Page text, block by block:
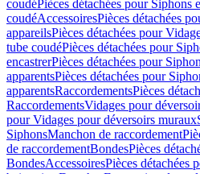
coudéPièces détachées pour Siphons
coudéAccessoiresPièces détachées
appareilsPièces détachées pour
tube coudéPièces détachées pour
encastrerPièces détachées pour
apparentsPièces détachées pour
apparentsRaccordementsPièces
RaccordementsVidages pour
pour Vidages pour déversoirs muraux
SiphonsManchon de raccordement
de raccordementBondesPièces
BondesAccessoiresPièces détachées